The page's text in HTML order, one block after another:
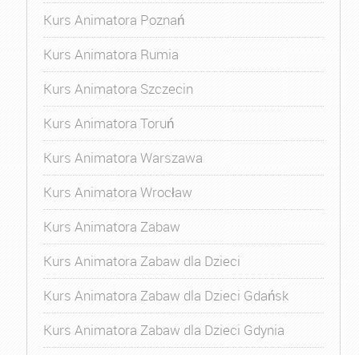
Kurs Animatora Poznań
Kurs Animatora Rumia
Kurs Animatora Szczecin
Kurs Animatora Toruń
Kurs Animatora Warszawa
Kurs Animatora Wrocław
Kurs Animatora Zabaw
Kurs Animatora Zabaw dla Dzieci
Kurs Animatora Zabaw dla Dzieci Gdańsk
Kurs Animatora Zabaw dla Dzieci Gdynia